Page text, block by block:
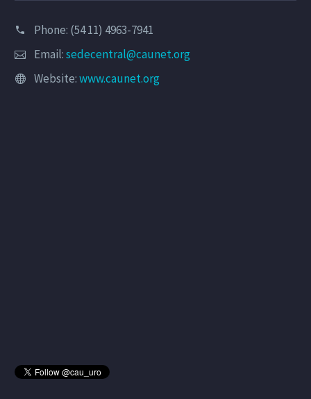
Phone: (54 11) 4963-7941
Email:sedecentral@caunet.org
Website:www.caunet.org